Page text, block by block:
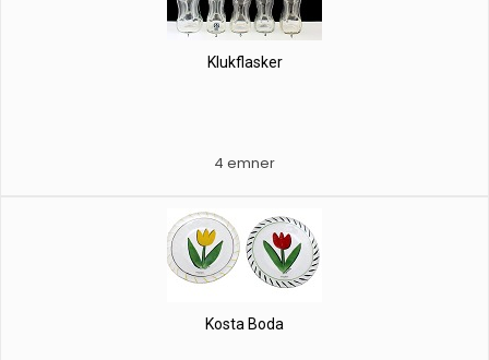
Klukflasker
4 emner
Kosta Boda